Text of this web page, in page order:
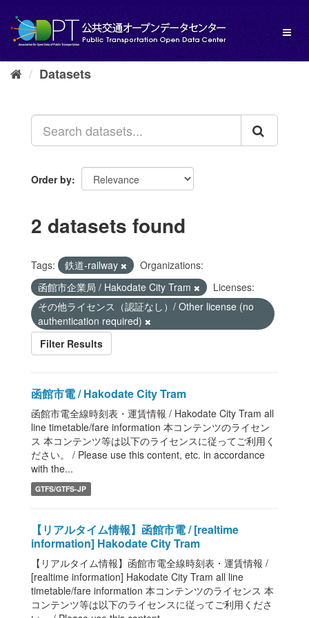
content
Datasets
Order by
2 datasets found
Tags: 鉄道-railway
Organizations:
函館市企業局 / Hakodate City Tram
Licenses:
その他ライセンス（認証なし）/ Other license (no
authentication required)
Filter Results
函館市電 / Hakodate City Tram
函館市電全線時刻表・運賃情報 / Hakodate City Tram all
line timetable/fare information 本コンテンツのライセン
ス 本コンテンツ等は以下のライセンスに従ってご利用く
ださい。 / Please use this content, etc. in accordance
with the...
GTFS/GTFS-JP
【リアルタイム情報】函館市電 / [realtime
information] Hakodate City Tram
【リアルタイム情報】函館市電全線時刻表・運賃情報 /
[realtime information] Hakodate City Tram all line
timetable/fare information 本コンテンツのライセンス 本
コンテンツ等は以下のライセンスに従ってご利用くださ